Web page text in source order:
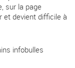
sur la page
et devient difficile à
infobulles